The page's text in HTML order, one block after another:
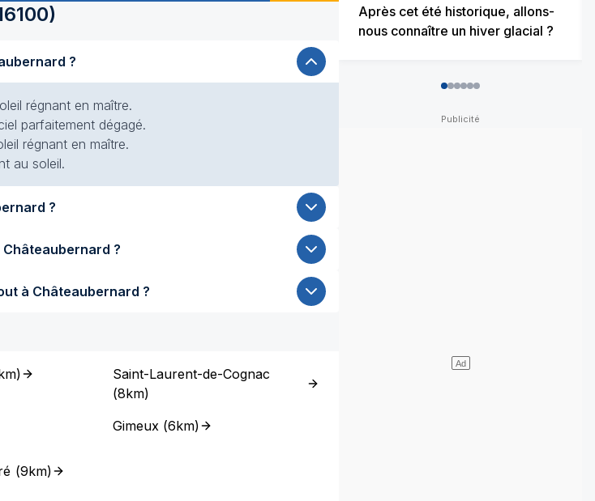
)
7 aout à Châteaubernard ?
régnant en maître.
parfaitement dégagé.
régnant en maître.
au soleil.
Châteaubernard ?
samedi 15 aout à Châteaubernard ?
fera-t-il dimanche prochain dimanche 9 aout à Châteaubernard ?
)
(9km)
Saint-Laurent-de-Cognac
(8km)
Gimeux(6km)
Après cet été historique, allons-
nous connaître un hiver glacial ?